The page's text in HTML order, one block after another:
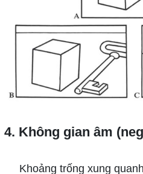
4. Không gian âm
Khoảng trống xung